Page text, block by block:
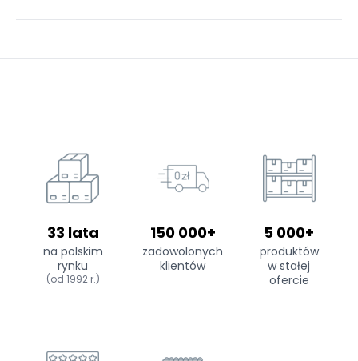
33 lata
na polskim
rynku
(od 1992 r.)
150 000+
zadowolonych
klientów
5 000+
produktów
w stałej
ofercie